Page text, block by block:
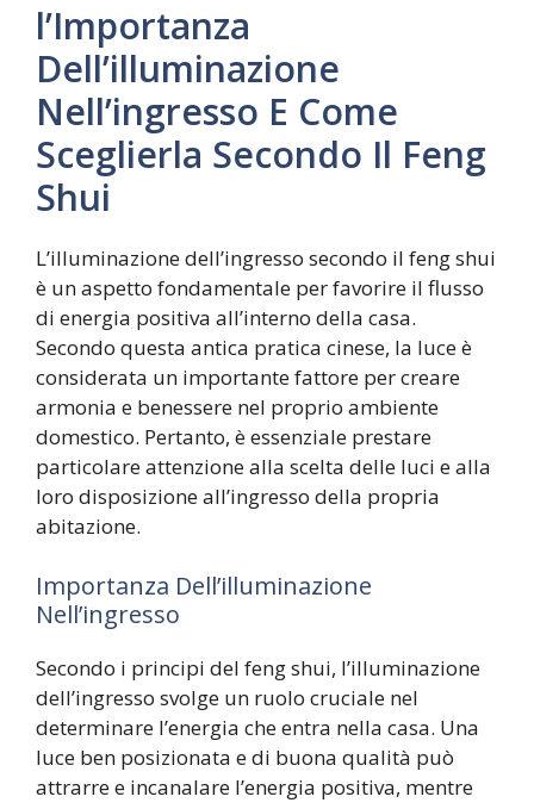
l’Importanza
Dell’illuminazione
Nell’ingresso E Come
Sceglierla Secondo Il Feng
Shui
L’illuminazione dell’ingresso secondo il feng shui
è un aspetto fondamentale per favorire il flusso
di energia positiva all’interno della casa.
Secondo questa antica pratica cinese, la luce è
considerata un importante fattore per creare
armonia e benessere nel proprio ambiente
domestico. Pertanto, è essenziale prestare
particolare attenzione alla scelta delle luci e alla
loro disposizione all’ingresso della propria
abitazione.
Importanza Dell’illuminazione
Nell’ingresso
Secondo i principi del feng shui, l’illuminazione
dell’ingresso svolge un ruolo cruciale nel
determinare l’energia che entra nella casa. Una
luce ben posizionata e di buona qualità può
attrarre e incanalare l’energia positiva, mentre